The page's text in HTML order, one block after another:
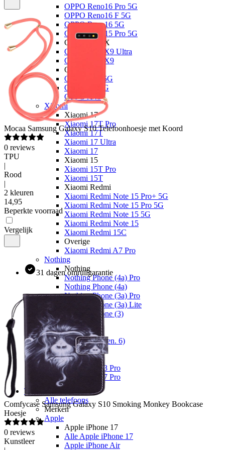
OPPO Reno16 Pro 5G
OPPO Reno16 F 5G
OPPO Reno16 5G
OPPO Reno15 Pro 5G
OPPO Find X
OPPO Find X9 Ultra
OPPO Find X9
OPPO A
OPPO A6x 5G
OPPO A6 5G
OPPO A40
Xiaomi
Xiaomi 17
Xiaomi 17T Pro
Xiaomi 17T
Xiaomi 17 Ultra
Xiaomi 17
Xiaomi 15
Xiaomi 15T Pro
Xiaomi 15T
Xiaomi Redmi
Xiaomi Redmi Note 15 Pro+ 5G
Xiaomi Redmi Note 15 Pro 5G
Xiaomi Redmi Note 15 5G
Xiaomi Redmi Note 15
Xiaomi Redmi 15C
Overige
Xiaomi Redmi A7 Pro
Nothing
Nothing
Nothing Phone (4a) Pro
Nothing Phone (4a)
Nothing Phone (3a) Pro
Nothing Phone (3a) Lite
Nothing Phone (3)
Fairphone
Fairphone
Fairphone (Gen. 6)
Realme
Realme
Realme GT 8 Pro
Realme GT 7 Pro
Telefoons
Alle telefoons
Merken
Apple
Apple iPhone 17
Alle Apple iPhone 17
Apple iPhone Air
Mocaa Samsung Galaxy S10 Telefoonhoesje met Koord
0 reviews
TPU
|
Rood
|
2 kleuren
14,95
Beperkte voorraad
Vergelijk
31 dagen omruilgarantie
Comfycase Samsung Galaxy S10 Smoking Monkey Bookcase
Hoesje
0 reviews
Kunstleer